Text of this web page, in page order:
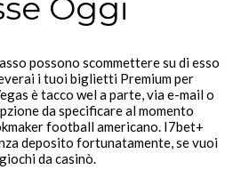
Oggi
possono scommettere su di esso
i tuoi biglietti Premium per
è tacco wel a parte, via e-mail o
da specificare al momento
football americano. I7bet+
deposito fortunatamente, se vuoi
da casinò.